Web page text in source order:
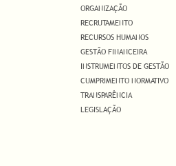
ORGANIZAÇÃO
RECRUTAMENTO
RECURSOS HUMANOS
GESTÃO FINANCEIRA
INSTRUMENTOS DE GESTÃO
CUMPRIMENTO NORMATIVO
TRANSPARÊNCIA
LEGISLAÇÃO